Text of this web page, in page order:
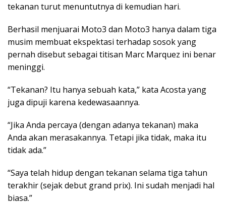
tekanan turut menuntutnya di kemudian hari.
Berhasil menjuarai Moto3 dan Moto3 hanya dalam tiga
musim membuat ekspektasi terhadap sosok yang
pernah disebut sebagai titisan Marc Marquez ini benar
meninggi.
“Tekanan? Itu hanya sebuah kata,” kata Acosta yang
juga dipuji karena kedewasaannya.
“Jika Anda percaya (dengan adanya tekanan) maka
Anda akan merasakannya. Tetapi jika tidak, maka itu
tidak ada.”
“Saya telah hidup dengan tekanan selama tiga tahun
terakhir (sejak debut grand prix). Ini sudah menjadi hal
biasa.”